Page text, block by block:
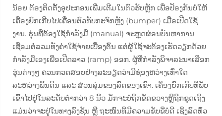
ນ້ອຍ ຕ້ອງຕິດຕັ້ງອຸປະກອນເພີ່ມເຕີມໃນຕົວຮັບຫຼັກ ເພື່ອປ້ອງກັນບໍ່ໃຫ້
ເຄື່ອງຍົກເກີບໄປເຄື່ອນຕົວກັບກະຈົກຫຼັງ (bumper) ເມື່ອເປີດໃຊ້
ງານ. ຮຸ່ນທີ່ຕ້ອງໃຊ້ກຳລັງມື (manual) ຈະຫຼຸດຜ່ອນບັນຫາການ
ເຊື່ອມຕໍ່ລວມທັງຄ່າໃຊ້ຈ່າຍເບື້ອງຕົ້ນ ແຕ່ຜູ້ໃຊ້ຈະຕ້ອງເຮັດວຽກດ້ວຍ
ກຳລັງມືເອງເພື່ອເປີດລາວ (ramp) ອອກ. ຜູ້ທີ່ກຳລັງພິຈາລະນາເລືອກ
ຮຸ່ນຕ່າງໆ ຄວນກວດສອບຢ່າງລະອຽດວ່າມີຊ່ອງຫວ່າງເທົ່າໃດ
ລະຫວ່າງພື້ນດິນ ແລະ ສ່ວນລຸ່ມຂອງລົດຂອງເຂົາ. ເຄື່ອງຍົກເກີບທີ່ພັບ
ເຂົ້າໄປຢູ່ໃນລະດັບຕ່ຳກວ່າ 8 ນິ້ວ ມັກຈະບໍ່ຖືກຂັດຂວາງຫຼືຖືກຂູດເຖິງ
ແມ່ນວ່າຈະຢູ່ໃນທາງລົງຊັນ ຫຼື ຖະໜົນທີ່ມີຄວາມຂັບຂີ່ບໍ່ດີ ເຊິ່ງລົດທົ່ວ